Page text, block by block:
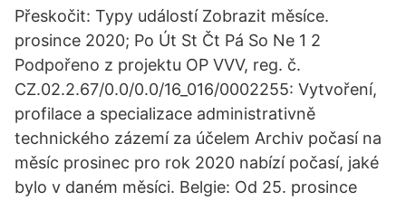
Přeskočit: Typy událostí Zobrazit měsíce.
prosince 2020; Po Út St Čt Pá So Ne 1 2
Podpořeno z projektu OP VVV, reg. č.
CZ.02.2.67/0.0/0.0/16_016/0002255: Vytvoření,
profilace a specializace administrativně
technického zázemí za účelem Archiv počasí na
měsíc prosinec pro rok 2020 nabízí počasí, jaké
bylo v daném měsíci. Belgie: Od 25. prosince